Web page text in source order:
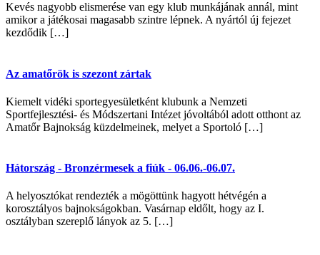
Kevés nagyobb elismerése van egy klub munkájának annál, mint
amikor a játékosai magasabb szintre lépnek. A nyártól új fejezet
kezdődik […]
Az amatőrök is szezont zártak
Kiemelt vidéki sportegyesületként klubunk a Nemzeti
Sportfejlesztési- és Módszertani Intézet jóvoltából adott otthont az
Amatőr Bajnokság küzdelmeinek, melyet a Sportoló […]
Hátország - Bronzérmesek a fiúk - 06.06.-06.07.
A helyosztókat rendezték a mögöttünk hagyott hétvégén a
korosztályos bajnokságokban. Vasárnap eldőlt, hogy az I.
osztályban szereplő lányok az 5. […]